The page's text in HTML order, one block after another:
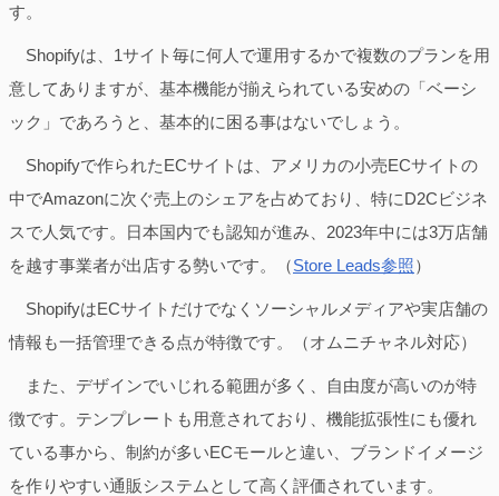
す。
Shopifyは、1サイト毎に何人で運用するかで複数のプランを用
意してありますが、基本機能が揃えられている安めの「ベーシ
ック」であろうと、基本的に困る事はないでしょう。
Shopifyで作られたECサイトは、アメリカの小売ECサイトの
中でAmazonに次ぐ売上のシェアを占めており、特にD2Cビジネ
スで人気です。日本国内でも認知が進み、2023年中には3万店舗
を越す事業者が出店する勢いです。（Store Leads参照）
ShopifyはECサイトだけでなくソーシャルメディアや実店舗の
情報も一括管理できる点が特徴です。（オムニチャネル対応）
また、デザインでいじれる範囲が多く、自由度が高いのが特
徴です。テンプレートも用意されており、機能拡張性にも優れ
ている事から、制約が多いECモールと違い、ブランドイメージ
を作りやすい通販システムとして高く評価されています。